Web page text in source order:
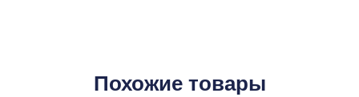
Похожие товары